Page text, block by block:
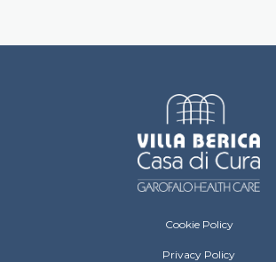
Villa Berica Footer menu
Cookie Policy
Privacy Policy